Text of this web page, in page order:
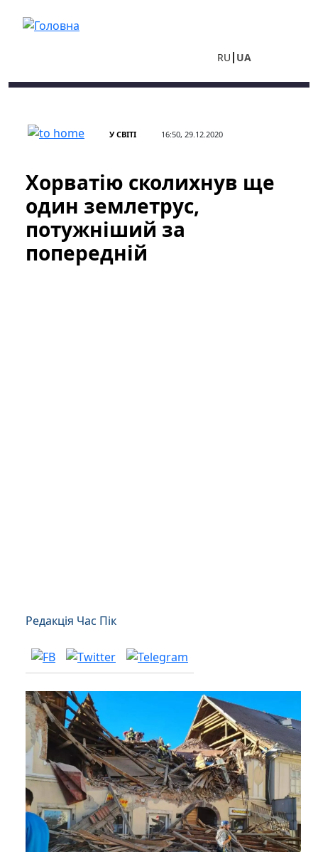
RU UA
У СВІТІ 16:50, 29.12.2020
Хорватію сколихнув ще
один землетрус,
потужніший за
попередній
Редакція Час Пік